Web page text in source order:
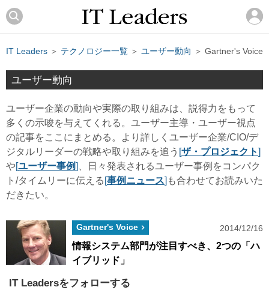
IT Leaders ＞ テクノロジー一覧 ＞ ユーザー動向 ＞ Gartner's Voice
ユーザー動向
ユーザー企業の動向や実際の取り組みは、説得力をもって
多くの示唆を与えてくれる。ユーザー主導・ユーザー視点
の記事をここにまとめる。より詳しくユーザー企業/CIO/デ
ジタルリーダーの戦略や取り組みを追う [ザ・プロジェクト]
や[ユーザー事例]
、日々発表されるユーザー事例をコンパク
ト/タイムリーに伝える [事例ニュース] も合わせてお読みいた
だきたい。
Gartner's Voice 2014/12/16
情報システム部門が注目すべき、2つの「ハ
イブリッド」
IT Leadersをフォローする